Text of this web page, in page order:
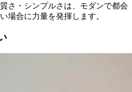
さ・シンプルさは、モダンで都会
場合に力量を発揮します。